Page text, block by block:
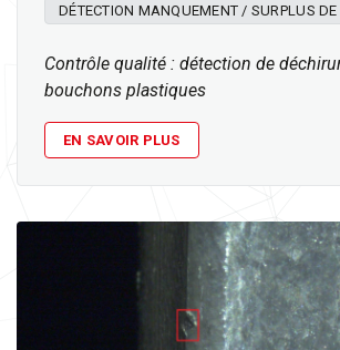
DÉTECTION MANQUEMENT / SURPLUS DE
Contrôle qualité : détection de
bouchons plastiques
EN SAVOIR PLUS